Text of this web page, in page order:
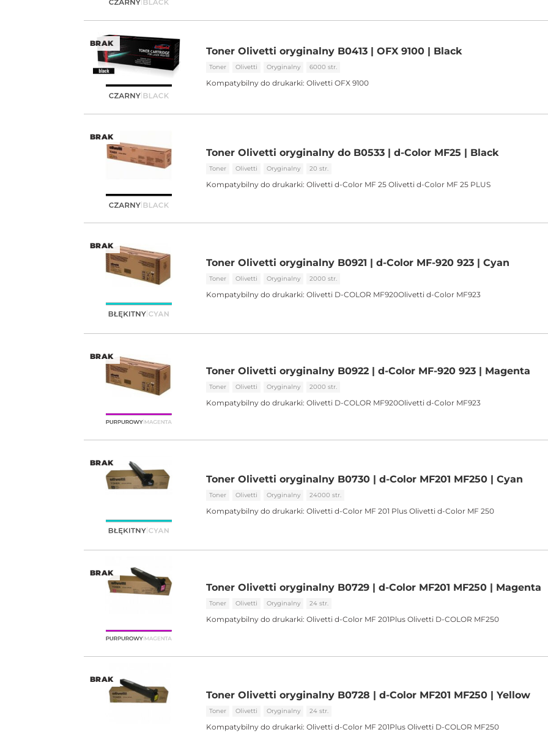
BRAK
Toner Olivetti oryginalny B0413 | OFX 9100 | Black
Toner Olivetti Oryginalny 6000 str.
Kompatybilny do drukarki: Olivetti OFX 9100
BRAK
Toner Olivetti oryginalny do B0533 | d-Color MF25 | Black
Toner Olivetti Oryginalny 20 str.
Kompatybilny do drukarki: Olivetti d-Color MF 25 Olivetti d-Color MF 25 PLUS
BRAK
Toner Olivetti oryginalny B0921 | d-Color MF-920 923 | Cyan
Toner Olivetti Oryginalny 2000 str.
Kompatybilny do drukarki: Olivetti D-COLOR MF920Olivetti d-Color MF923
BRAK
Toner Olivetti oryginalny B0922 | d-Color MF-920 923 | Magenta
Toner Olivetti Oryginalny 2000 str.
Kompatybilny do drukarki: Olivetti D-COLOR MF920Olivetti d-Color MF923
BRAK
Toner Olivetti oryginalny B0730 | d-Color MF201 MF250 | Cyan
Toner Olivetti Oryginalny 24000 str.
Kompatybilny do drukarki: Olivetti d-Color MF 201 Plus Olivetti d-Color MF 250
BRAK
Toner Olivetti oryginalny B0729 | d-Color MF201 MF250 | Magenta
Toner Olivetti Oryginalny 24 str.
Kompatybilny do drukarki: Olivetti d-Color MF 201Plus Olivetti D-COLOR MF250
BRAK
Toner Olivetti oryginalny B0728 | d-Color MF201 MF250 | Yellow
Toner Olivetti Oryginalny 24 str.
Kompatybilny do drukarki: Olivetti d-Color MF 201Plus Olivetti D-COLOR MF250